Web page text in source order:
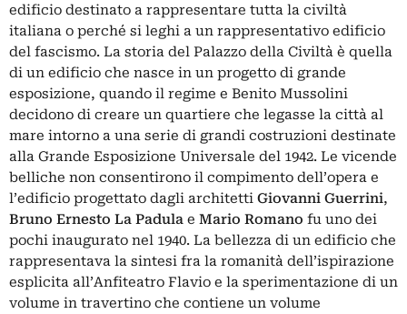
edificio destinato a rappresentare tutta la civiltà
italiana o perché si leghi a un rappresentativo edificio
del fascismo. La storia del Palazzo della Civiltà è quella
di un edificio che nasce in un progetto di grande
esposizione, quando il regime e Benito Mussolini
decidono di creare un quartiere che legasse la città al
mare intorno a una serie di grandi costruzioni destinate
alla Grande Esposizione Universale del 1942. Le vicende
belliche non consentirono il compimento dell’opera e
l’edificio progettato dagli architetti Giovanni Guerrini,
Bruno Ernesto La Padula e Mario Romano fu uno dei
pochi inaugurato nel 1940. La bellezza di un edificio che
rappresentava la sintesi fra la romanità dell’ispirazione
esplicita all’Anfiteatro Flavio e la sperimentazione di un
volume in travertino che contiene un volume